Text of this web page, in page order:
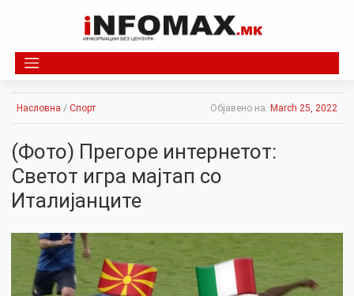
Насловна / Спорт Објавено на: March 25, 2022
(Фото) Прегоре интернетот:
Светот игра мајтап со
Италијанците